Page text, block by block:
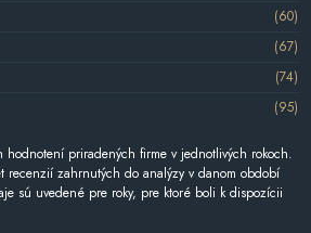
(60)
(67)
(74)
(95)
hodnotení priradených firme v jednotlivých rokoch.
recenzií zahrnutých do analýzy v danom období
sú uvedené pre roky, pre ktoré boli k dispozícii